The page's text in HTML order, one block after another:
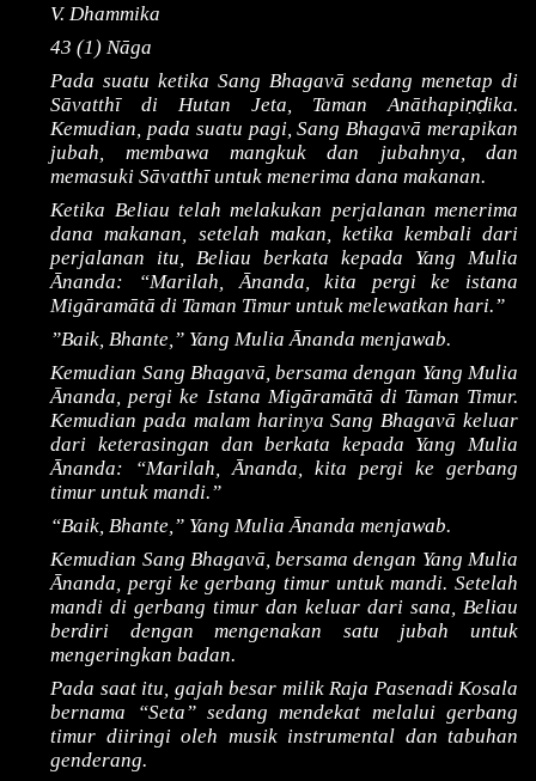
V. Dhammika
43 (1) Nāga
Pada suatu ketika Sang Bhagavā sedang menetap di
Sāvatthī di Hutan Jeta, Taman Anāthapiṇḍika.
Kemudian, pada suatu pagi, Sang Bhagavā merapikan
jubah, membawa mangkuk dan jubahnya, dan
memasuki Sāvatthī untuk menerima dana makanan.
Ketika Beliau telah melakukan perjalanan menerima
dana makanan, setelah makan, ketika kembali dari
perjalanan itu, Beliau berkata kepada Yang Mulia
Ānanda: “Marilah, Ānanda, kita pergi ke istana
Migāramātā di Taman Timur untuk melewatkan hari.”
”Baik, Bhante,” Yang Mulia Ānanda menjawab.
Kemudian Sang Bhagavā, bersama dengan Yang Mulia
Ānanda, pergi ke Istana Migāramātā di Taman Timur.
Kemudian pada malam harinya Sang Bhagavā keluar
dari keterasingan dan berkata kepada Yang Mulia
Ānanda: “Marilah, Ānanda, kita pergi ke gerbang
timur untuk mandi.”
“Baik, Bhante,” Yang Mulia Ānanda menjawab.
Kemudian Sang Bhagavā, bersama dengan Yang Mulia
Ānanda, pergi ke gerbang timur untuk mandi. Setelah
mandi di gerbang timur dan keluar dari sana, Beliau
berdiri dengan mengenakan satu jubah untuk
mengeringkan badan.
Pada saat itu, gajah besar milik Raja Pasenadi Kosala
bernama “Seta” sedang mendekat melalui gerbang
timur diiringi oleh musik instrumental dan tabuhan
genderang.